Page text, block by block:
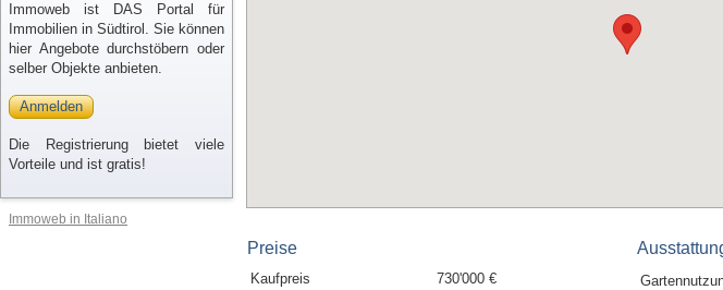
Immoweb ist DAS Portal für
Immobilien in Südtirol. Sie können
hier Angebote durchstöbern oder
selber Objekte anbieten.
Anmelden
Die Registrierung bietet viele
Vorteile und ist gratis!
Immoweb in Italiano
Preise
Kaufpreis 730'000 €